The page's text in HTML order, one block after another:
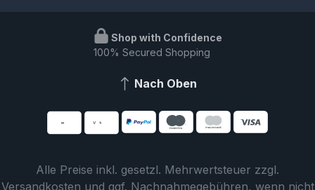
Shop with Confidence
100% Secured Shopping
Nach Oben
Alle Preise inkl. gesetzl. Mehrwertsteuer zzgl.
Versandkosten und ggf. Nachnahmegebühren, wenn nicht